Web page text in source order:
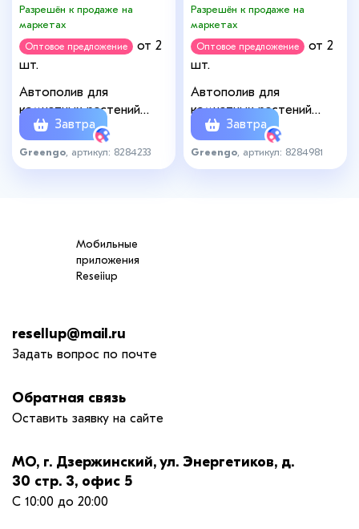
Разрешён к продаже на
маркетах
Оптовое предложение
от 2
шт.
Автополив для
комнатных растений
«Цветок», пластиковый,
10×5×25 см, Greengo
Завтра
Greengo , артикул: 8284233
Разрешён к продаже на
маркетах
Оптовое предложение
от 2
шт.
Автополив для
комнатных растений
«Цветок», пластиковый,
9×3×25 см, Greengo
Завтра
Greengo , артикул: 8284981
Мобильные
приложения
Reseiiup
resellup@mail.ru
Задать вопрос по почте
Обратная связь
Оставить заявку на сайте
МО, г. Дзержинский, ул. Энергетиков, д.
30 стр. 3, офис 5
С 10:00 до 20:00